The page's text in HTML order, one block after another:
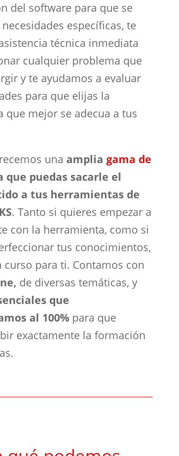
del software para que se
específicas, te
técnica inmediata
cualquier problema que
y te ayudamos a evaluar
para que elijas la
que mejor se adecua a tus
una amplia gama de
que puedas sacarle el
a tus herramientas de
. Tanto si quieres empezar a
con la herramienta, como si
tus conocimientos,
curso para ti. Contamos con
de diversas temáticas, y
que
al 100%para que
exactamente la formación